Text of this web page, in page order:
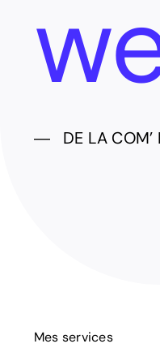
― DE LA COM’
Mes services